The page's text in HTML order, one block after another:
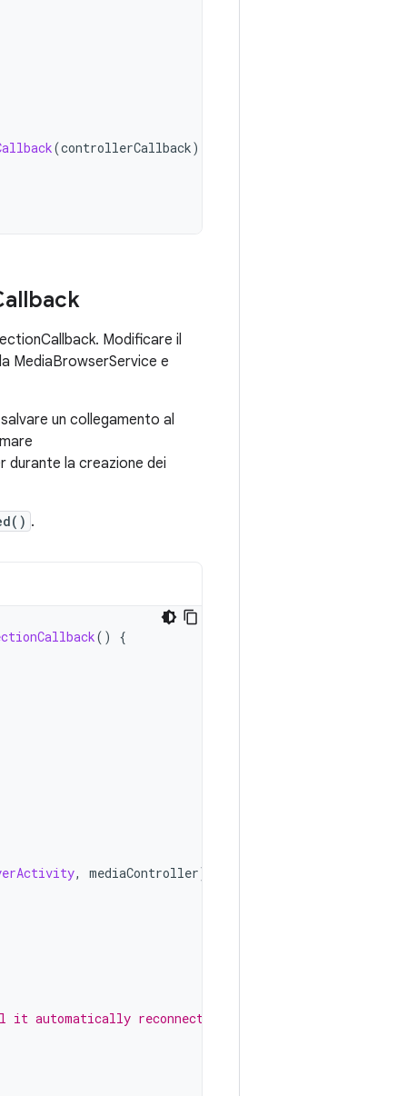
(controllerCallback)
Modificare il
MediaBrowserService e
un collegamento al
durante la creazione dei
.
()
{
, mediaController)
automatically reconnects